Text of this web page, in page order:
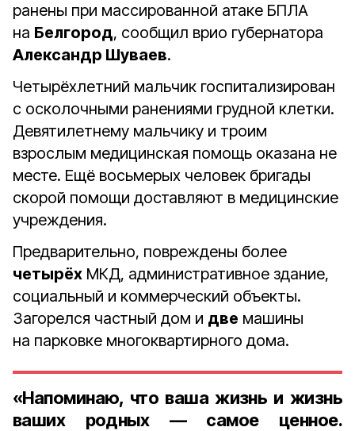
ранены при массированной атаке БПЛА
на Белгород, сообщил врио губернатора
Александр Шуваев.
Четырёхлетний мальчик госпитализирован
с осколочными ранениями грудной клетки.
Девятилетнему мальчику и троим
взрослым медицинская помощь оказана не
месте. Ещё восьмерых человек бригады
скорой помощи доставляют в медицинские
учреждения.
Предварительно, повреждены более
четырёх МКД, административное здание,
социальный и коммерческий объекты.
Загорелся частный дом и две машины
на парковке многоквартирного дома.
«Напоминаю, что ваша жизнь и жизнь
ваших родных — самое ценное.